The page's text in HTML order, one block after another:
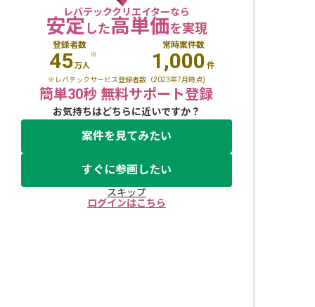
レバテッククリエイターなら
安定した高単価を実現
登録者数
45万人
※
常時案件数
1,000 件
※レバテックサービス登録者数（2023年7月時点)
簡単30秒 無料サポート登録
お気持ちはどちらに近いですか？
案件を見てみたい
すぐに参画したい
スキップ
ログインはこちら